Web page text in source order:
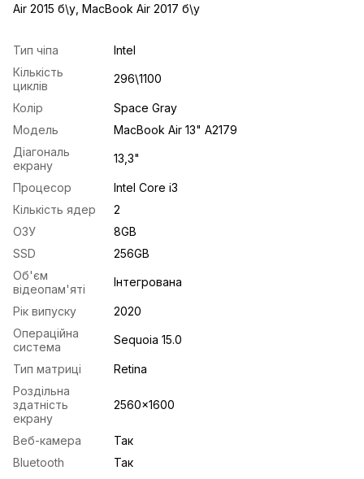
Air 2015 б\у MacBook Air 2017 б\у
Тип чіпа
Intel
Кількість
циклів
296\1100
Колір
Space Gray
Модель
MacBook Air 13" A2179
Діагональ
екрану
13,3"
Процесор
Intel Core i3
Кількість ядер
2
ОЗУ
8GB
SSD
256GB
Об'єм
відеопам'яті
Інтегрована
Рік випуску
2020
Операційна
система
Sequoia 15.0
Тип матриці
Retina
Роздільна
здатність
екрану
2560x1600
Веб-камера
Так
Bluetooth
Так